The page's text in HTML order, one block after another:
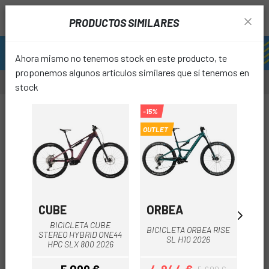
PRODUCTOS SIMILARES
Ahora mismo no tenemos stock en este producto, te
proponemos algunos artículos similares que sí tenemos en
stock
CUBE
BICICLETA CUBE
STEREO HYBRID ONE44
HPC SLX 800 2026
-15%
OUTLET
ORBEA
BICICLETA ORBEA RISE
SL H10 2026